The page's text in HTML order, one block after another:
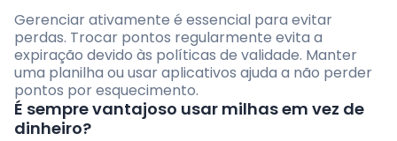
Gerenciar ativamente é essencial para evitar
perdas. Trocar pontos regularmente evita a
expiração devido às políticas de validade. Manter
uma planilha ou usar aplicativos ajuda a não perder
pontos por esquecimento.
É sempre vantajoso usar milhas em vez de
dinheiro?